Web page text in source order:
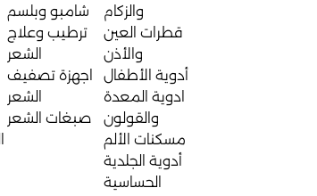
والزكام
قطرات العين
والأذن
أدوية الأطفال
ادوية المعدة
والقولون
مسكنات الألم
أدوية الجلدية
الحساسية
شامبو وبلسم
ترطيب وعلاج
الشعر
اجهزة تصفيف
الشعر
صبغات الشعر